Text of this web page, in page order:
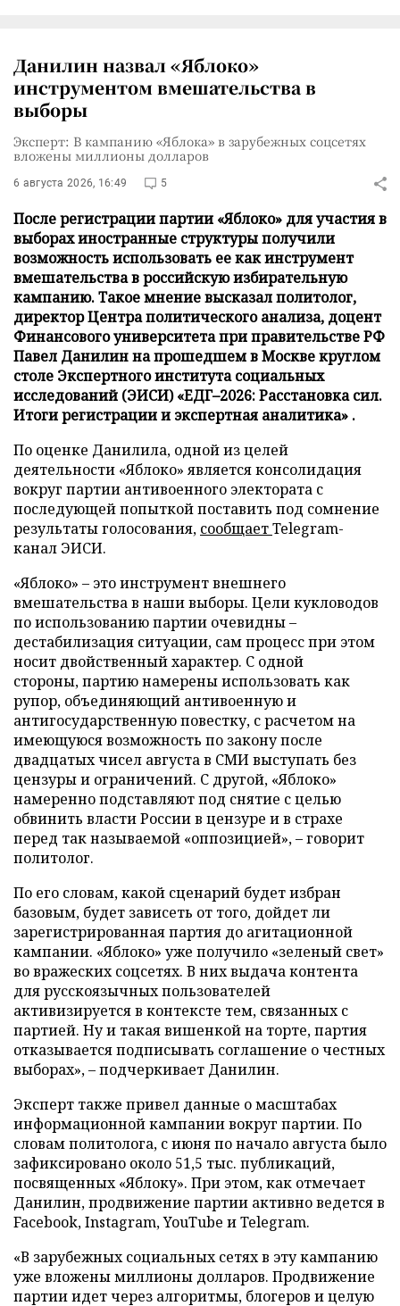
Данилин назвал «Яблоко»
инструментом вмешательства в
выборы
Эксперт: В кампанию «Яблока» в зарубежных соцсетях
вложены миллионы долларов
6 августа 2026, 16:49 5
После регистрации партии «Яблоко» для участия в
выборах иностранные структуры получили
возможность использовать ее как инструмент
вмешательства в российскую избирательную
кампанию. Такое мнение высказал политолог,
директор Центра политического анализа, доцент
Финансового университета при правительстве РФ
Павел Данилин на прошедшем в Москве круглом
столе Экспертного института социальных
исследований (ЭИСИ) «ЕДГ–2026: Расстановка сил.
Итоги регистрации и экспертная аналитика» .
По оценке Данилила, одной из целей
деятельности «Яблоко» является консолидация
вокруг партии антивоенного электората с
последующей попыткой поставить под сомнение
результаты голосования, сообщаетTelegram-
канал ЭИСИ.
«Яблоко» – это инструмент внешнего
вмешательства в наши выборы. Цели кукловодов
по использованию партии очевидны –
дестабилизация ситуации, сам процесс при этом
носит двойственный характер. С одной
стороны, партию намерены использовать как
рупор, объединяющий антивоенную и
антигосударственную повестку, с расчетом на
имеющуюся возможность по закону после
двадцатых чисел августа в СМИ выступать без
цензуры и ограничений. С другой, «Яблоко»
намеренно подставляют под снятие с целью
обвинить власти России в цензуре и в страхе
перед так называемой «оппозицией», – говорит
политолог.
По его словам, какой сценарий будет избран
базовым, будет зависеть от того, дойдет ли
зарегистрированная партия до агитационной
кампании. «Яблоко» уже получило «зеленый свет»
во вражеских соцсетях. В них выдача контента
для русскоязычных пользователей
активизируется в контексте тем, связанных с
партией. Ну и такая вишенкой на торте, партия
отказывается подписывать соглашение о честных
выборах», – подчеркивает Данилин.
Эксперт также привел данные о масштабах
информационной кампании вокруг партии. По
словам политолога, с июня по начало августа было
зафиксировано около 51,5 тыс. публикаций,
посвященных «Яблоку». При этом, как отмечает
Данилин, продвижение партии активно ведется в
Facebook, Instagram, YouTube и Telegram.
«В зарубежных социальных сетях в эту кампанию
уже вложены миллионы долларов. Продвижение
партии идет через алгоритмы, блогеров и целую